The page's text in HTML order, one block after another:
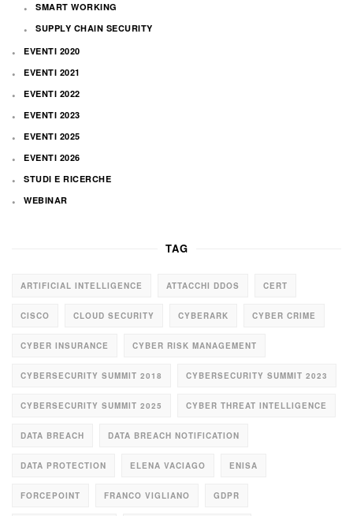
SMART WORKING
SUPPLY CHAIN SECURITY
EVENTI 2020
EVENTI 2021
EVENTI 2022
EVENTI 2023
EVENTI 2025
EVENTI 2026
STUDI E RICERCHE
WEBINAR
TAG
ARTIFICIAL INTELLIGENCE ATTACCHI DDOS CERT
CISCO CLOUD SECURITY CYBERARK CYBER CRIME
CYBER INSURANCE CYBER RISK MANAGEMENT
CYBERSECURITY SUMMIT 2018 CYBERSECURITY SUMMIT 2023
CYBERSECURITY SUMMIT 2025 CYBER THREAT INTELLIGENCE
DATA BREACH DATA BREACH NOTIFICATION
DATA PROTECTION ELENA VACIAGO ENISA
FORCEPOINT FRANCO VIGLIANO GDPR